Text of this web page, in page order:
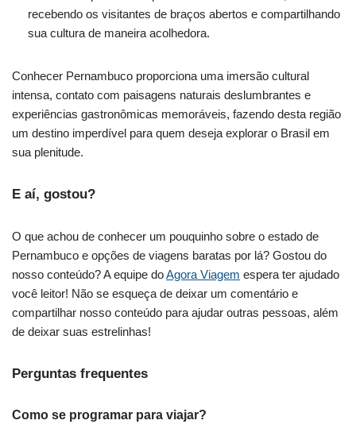
recebendo os visitantes de braços abertos e compartilhando
sua cultura de maneira acolhedora.
Conhecer Pernambuco proporciona uma imersão cultural
intensa, contato com paisagens naturais deslumbrantes e
experiências gastronômicas memoráveis, fazendo desta região
um destino imperdível para quem deseja explorar o Brasil em
sua plenitude.
E aí, gostou?
O que achou de conhecer um pouquinho sobre o estado de
Pernambuco e opções de viagens baratas por lá? Gostou do
nosso conteúdo? A equipe doAgora Viagem espera ter ajudado
você leitor! Não se esqueça de deixar um comentário e
compartilhar nosso conteúdo para ajudar outras pessoas, além
de deixar suas estrelinhas!
Perguntas frequentes
Como se programar para viajar?